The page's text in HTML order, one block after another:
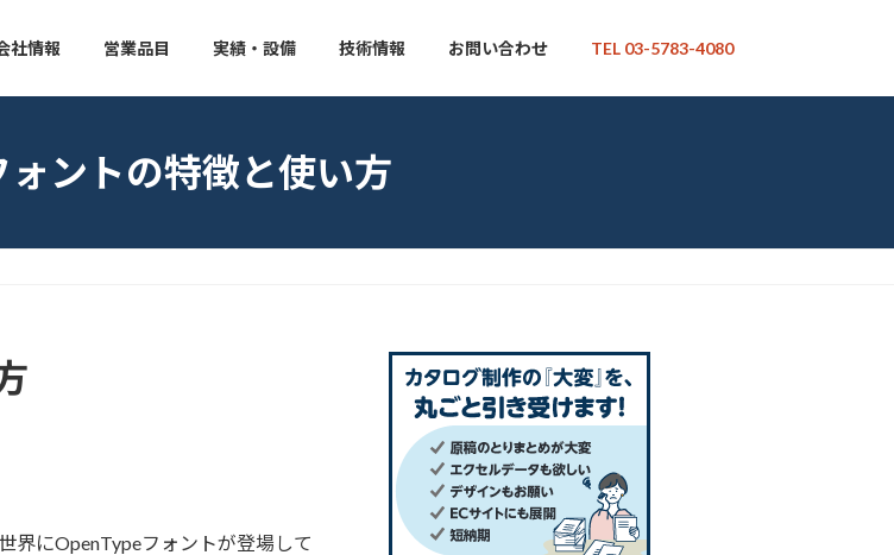
社情報 営業品目 実績・設備 技術情報 お問い合わせ TEL 03-5783-4080
ォントの特徴と使い方
界にOpenTypeフォントが登場して